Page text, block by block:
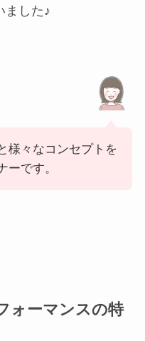
ました♪
様々なコンセプトを
ーです。
ォーマンスの特